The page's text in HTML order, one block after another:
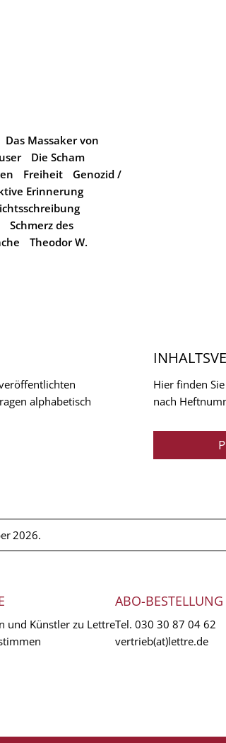
Das Massaker von
Die Scham
Freiheit
Genozid /
Erinnerung
Schmerz des
Theodor W.
alphabetisch
Hier finden
nach
2026.
und Künstler zu Lettre
ABO-BESTELLUNG
Tel. 030 30 87 04 62
vertrieb(at)lettre.de